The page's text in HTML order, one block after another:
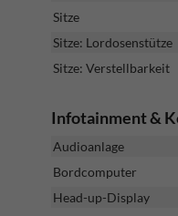
Sitze
Sitze: Lordosenstütze
Sitze: Verstellbarkeit
Infotainment &
Audioanlage
Bordcomputer
Head-up-Display